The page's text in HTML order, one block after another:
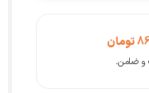
تومان